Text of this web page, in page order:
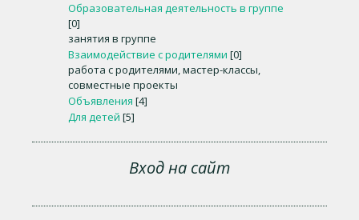
Образовательная деятельность в группе
[0]
занятия в группе
Взаимодействие с родителями [0]
работа с родителями, мастер-классы,
совместные проекты
Объявления [4]
Для детей [5]
Вход на сайт